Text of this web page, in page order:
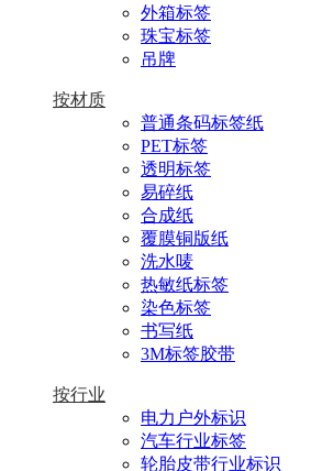
外箱标签
珠宝标签
吊牌
按材质
普通条码标签纸
PET标签
透明标签
易碎纸
合成纸
覆膜铜版纸
洗水唛
热敏纸标签
染色标签
书写纸
3M标签胶带
按行业
电力户外标识
汽车行业标签
轮胎皮带行业标识